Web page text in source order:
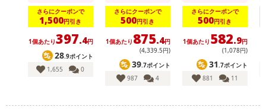
注意事項
【キャンセルについて】
※お申込み後のキャンセルはお受けできません。
記載されている内容を必ずご確認いただき、お届けする商品セット
にご納得いただきましたうえでお申し込みください。
さらにクーポンで
1,500円引き
1個あたり397.4円
28.9ポイント
1,655
0
さらにクーポンで
500円引き
1個あたり 875.4円
(4,339.5円)
39.7ポイント
987
4
さらにクーポンで
500円引き
1個あたり 582.9円
(1,078円)
31.7ポイント
881
11